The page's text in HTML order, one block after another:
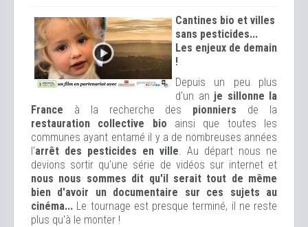
Cantines bio et villes
sans pesticides...
Les enjeux de demain
!
Depuis un peu plus
d'un an je sillonne la
France à la recherche des pionniers de la
restauration collective bio ainsi que toutes les
communes ayant entamé il y a de nombreuses années
l'arrêt des pesticides en ville. Au départ nous ne
devions sortir qu'une série de vidéos sur internet et
nous nous sommes dit qu'il serait tout de même
bien d'avoir un documentaire sur ces sujets au
cinéma... Le tournage est presque terminé, il ne reste
plus qu'à le monter !